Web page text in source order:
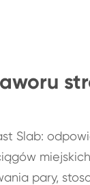
Slab:
pary,